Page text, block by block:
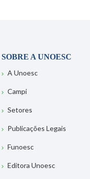
SOBRE A UNOESC
A Unoesc
Campi
Setores
Publicações Legais
Funoesc
Editora Unoesc